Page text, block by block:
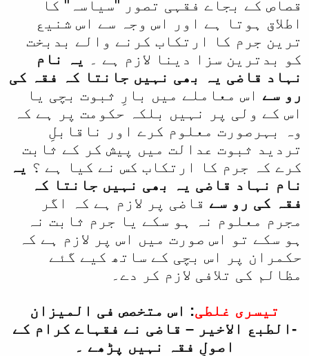
قصاص کے بجاے فقہی تصور "سیاسہ" کا
اطلاق ہوتا ہے اور اس وجہ سے اس شنیع
ترین جرم کا ارتکاب کرنے والے بدبخت
کو بدترین سزا دینا لازم ہے ۔ یہ نام
نہاد قاضی یہ بھی نہیں جانتا کہ فقہ کی
رو سے اس معاملے میں بارِ ثبوت بچی یا
اس کے ولی پر نہیں بلکہ حکومت پر ہے کہ
وہ بہرصورت معلوم کرے اور ناقابلِ
تردید ثبوت عدالت میں پیش کر کے ثابت
کرے کہ جرم کا ارتکاب کس نے کیا ہے ؟ یہ
نام نہاد قاضی یہ بھی نہیں جانتا کہ
فقہ کی رو سے قاضی پر لازم ہے کہ اگر
مجرم معلوم نہ ہو سکے یا جرم ثابت نہ
ہو سکے تو اس صورت میں اس پر لازم ہے کہ
حکمران پر اس بچی کے ساتھ کیے گئے
مظالم کی تلافی لازم کر دے۔
تیسری غلطی: اس متخصص فی المیزان
-الطبع الاخیر – قاضی نے فقہاے کرام کے
اصولِ فقہ نہیں پڑھے ۔